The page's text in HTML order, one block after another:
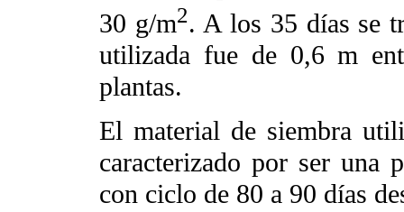
30 g/m2. A los 35 días se
utilizada fue de 0,6 m
plantas.
El material de siembra
caracterizado por ser una
con ciclo de 80 a 90 días